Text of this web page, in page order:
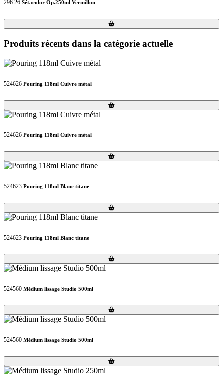
296.26 Sétacolor Op.250ml Vermillon
Loading...
Loading...
Produits récents dans la catégorie actuelle
524626 Pouring 118ml Cuivre métal
Loading...
Loading...
524626 Pouring 118ml Cuivre métal
Loading...
Loading...
524623 Pouring 118ml Blanc titane
Loading...
Loading...
524623 Pouring 118ml Blanc titane
Loading...
Loading...
524560 Médium lissage Studio 500ml
Loading...
Loading...
524560 Médium lissage Studio 500ml
Loading...
Loading...